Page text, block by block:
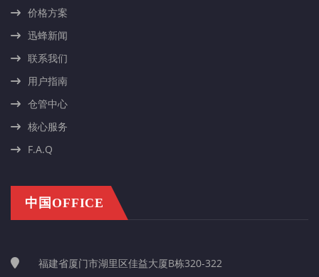
价格方案
迅蜂新闻
联系我们
用户指南
仓管中心
核心服务
F.A.Q
中国OFFICE
福建省厦门市湖里区佳益大厦B栋320-322